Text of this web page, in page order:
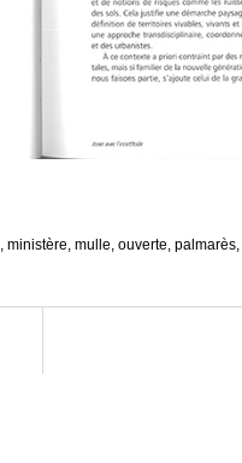
, ministère, mulle, ouverte, palmarès,